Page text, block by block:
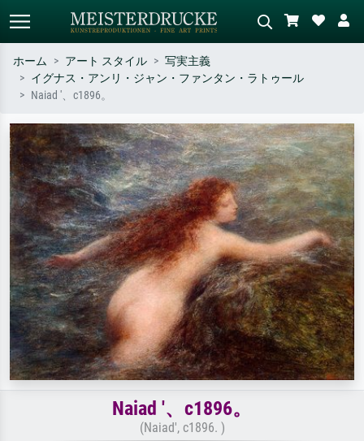
標準検索
– 例：モネ、星月夜、印象派、北
斎の波、ヌード。
緑の草原、赤の多い抽象画、暗い
油絵、木のそばの立ち姿のヌー
ド。
ホーム アート スタイル
写実主義
イグナス・アンリ・ジャン・ファンタン・ラトゥール
Naiad '、c1896。
Naiad '、c1896。
(Naiad', c1896. )